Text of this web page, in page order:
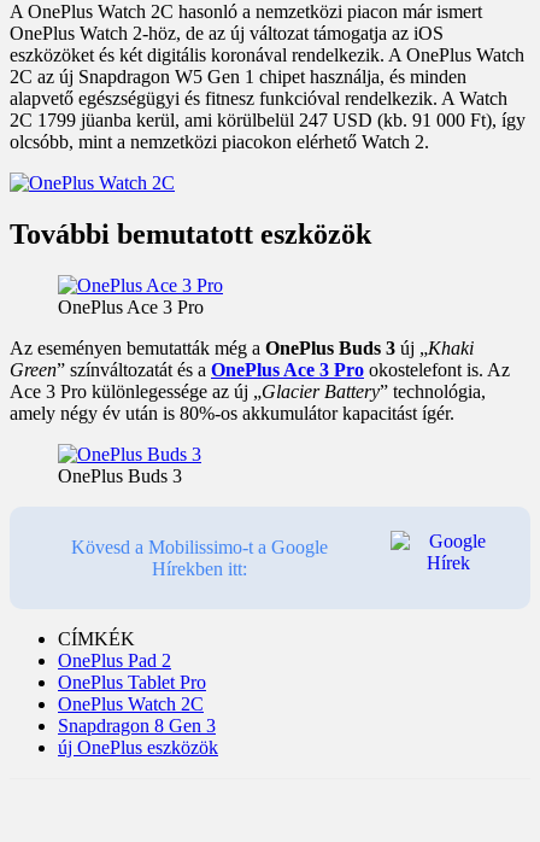
A OnePlus Watch 2C hasonló a nemzetközi piacon már ismert
OnePlus Watch 2-höz, de az új változat támogatja az iOS
eszközöket és két digitális koronával rendelkezik. A OnePlus Watch
2C az új Snapdragon W5 Gen 1 chipet használja, és minden
alapvető egészségügyi és fitnesz funkcióval rendelkezik. A Watch
2C 1799 jüanba kerül, ami körülbelül 247 USD (kb. 91 000 Ft), így
olcsóbb, mint a nemzetközi piacokon elérhető Watch 2.
További bemutatott eszközök
OnePlus Ace 3 Pro
Az eseményen bemutatták még a OnePlus Buds 3 új „Khaki
Green” színváltozatát és a OnePlus Ace 3 Pro okostelefont is. Az
Ace 3 Pro különlegessége az új „Glacier Battery” technológia,
amely négy év után is 80%-os akkumulátor kapacitást ígér.
OnePlus Buds 3
Kövesd a Mobilissimo-t a Google
Hírekben itt:
CÍMKÉK
OnePlus Pad 2
OnePlus Tablet Pro
OnePlus Watch 2C
Snapdragon 8 Gen 3
új OnePlus eszközök